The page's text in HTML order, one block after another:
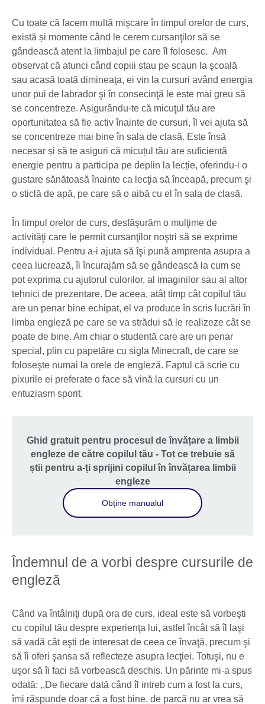
Cu toate că facem multă mişcare în timpul orelor de curs,
există și momente când le cerem cursanţilor să se
gândească atent la limbajul pe care îl folosesc. Am
observat că atunci când copiii stau pe scaun la şcoală
sau acasă toată dimineaţa, ei vin la cursuri având energia
unor pui de labrador şi în consecinţă le este mai greu să
se concentreze. Asigurându-te că micuţul tău are
oportunitatea să fie activ înainte de cursuri, îl vei ajuta să
se concentreze mai bine în sala de clasă. Este însă
necesar și să te asiguri că micuțul tău are suficientă
energie pentru a participa pe deplin la lecție, oferindu-i o
gustare sănătoasă înainte ca lecţia să înceapă, precum şi
o sticlă de apă, pe care să o aibă cu el în sala de clasă.
În timpul orelor de curs, desfăşurăm o mulţime de
activităţi care le permit cursanţilor noştri să se exprime
individual. Pentru a-i ajuta să îşi pună amprenta asupra a
ceea lucrează, îi încurajăm să se gândească la cum se
pot exprima cu ajutorul culorilor, al imaginilor sau al altor
tehnici de prezentare. De aceea, atât timp cât copilul tău
are un penar bine echipat, el va produce în scris lucrări în
limba engleză pe care se va strădui să le realizeze cât se
poate de bine. Am chiar o studentă care are un penar
special, plin cu papetăre cu sigla Minecraft, de care se
foloseşte numai la orele de engleză. Faptul că scrie cu
pixurile ei preferate o face să vină la cursuri cu un
entuziasm sporit.
Ghid gratuit pentru procesul de învățare a limbii
engleze de către copilul tău - Tot ce trebuie să
știi pentru a-ți sprijini copilul în învățarea limbii
engleze
Obține manualul
Îndemnul de a vorbi despre cursurile de
engleză
Când va întâlniţi după ora de curs, ideal este să vorbeşti
cu copilul tău despre experienţa lui, astfel încât să îl laşi
să vadă cât eşti de interesat de ceea ce învaţă, precum şi
să îi oferi şansa să reflecteze asupra lecţiei. Totuşi, nu e
uşor să îi faci să vorbească deschis. Un părinte mi-a spus
odată: ,,De fiecare dată când îl intreb cum a fost la curs,
îmi răspunde doar că a fost bine, de parcă nu ar vrea să